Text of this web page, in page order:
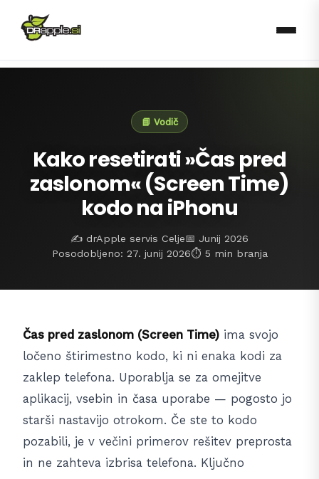
📘 Vodič
Kako resetirati »Čas pred
zaslonom« (Screen Time)
kodo na iPhonu
✍️ drApple servis Celje📅 Junij 2026
Posodobljeno: 27. junij 2026⏱️ 5 min branja
Čas pred zaslonom (Screen Time) ima svojo
ločeno štirimestno kodo, ki ni enaka kodi za
zaklep telefona. Uporablja se za omejitve
aplikacij, vsebin in časa uporabe — pogosto jo
starši nastavijo otrokom. Če ste to kodo
pozabili, je v večini primerov rešitev preprosta
in ne zahteva izbrisa telefona. Ključno